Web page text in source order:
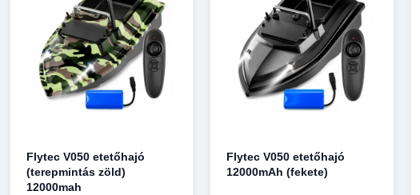
Flytec V050 etetőhajó
(terepmintás zöld)
12000mah
Flytec V050 etetőhajó
12000mAh (fekete)